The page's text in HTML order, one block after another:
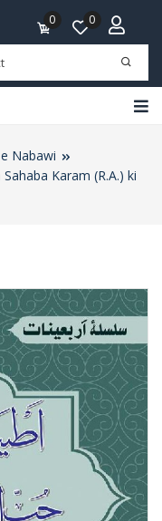
0 0
Nabawi
Karam (R.A.) ki